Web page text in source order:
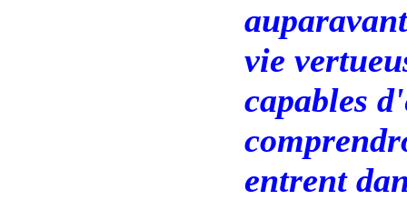
vie
capables
entrent